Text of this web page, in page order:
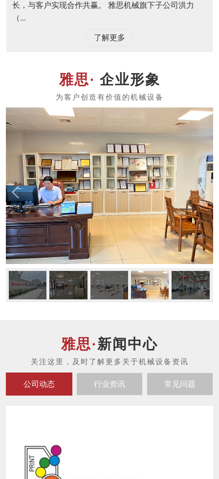
长，与客户实现合作共赢。 雅思机械旗下子公司洪力
（...
了解更多
企业形象
新闻中心
公司动态 行业资讯 常见问题